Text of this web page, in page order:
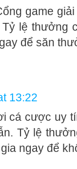
game
lệ thưởng
để săn
13:22
cá cược uy
Tỷ lệ
ngay để